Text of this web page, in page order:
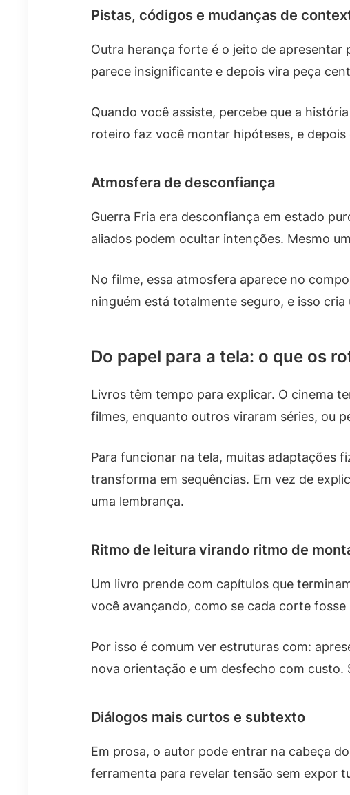
Pistas, códigos e mudanças de
Outra herança forte é o jeito de apresentar
parece insignificante e depois vira peça
Quando você assiste, percebe que a
roteiro faz você montar hipóteses, e
Atmosfera de desconfiança
Guerra Fria era desconfiança em estado
aliados podem ocultar intenções. Mesmo
No filme, essa atmosfera aparece no
ninguém está totalmente seguro, e isso
Do papel para a tela: o que os
Livros têm tempo para explicar. O cinema
filmes, enquanto outros viraram séries, ou
Para funcionar na tela, muitas adaptações
transforma em sequências. Em vez de
uma lembrança.
Ritmo de leitura virando ritmo de
Um livro prende com capítulos que
você avançando, como se cada corte
Por isso é comum ver estruturas com:
nova orientação e um desfecho com custo.
Diálogos mais curtos e subtexto
Em prosa, o autor pode entrar na cabeça
ferramenta para revelar tensão sem expor